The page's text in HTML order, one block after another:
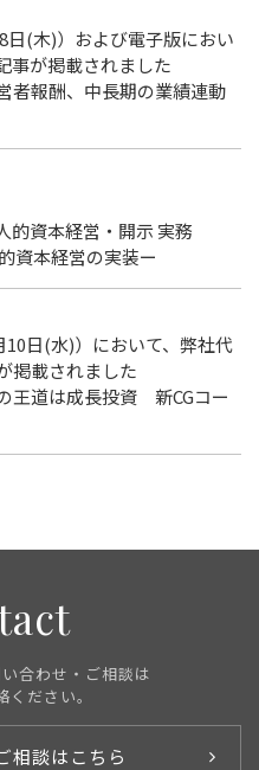
日(木)）および電子版におい
事が掲載されました
者報酬、中長期の業績連動
的資本経営・開示 実務
資本経営の実装ー
日(水)）において、弊社代
掲載されました
王道は成長投資 新CGコー
合わせ・ご相談は
ださい。
相談はこちら